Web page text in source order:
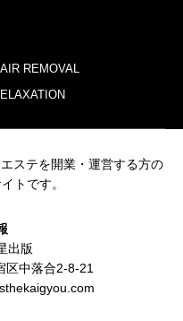
REMOVAL
ステを開業・運営する方の
トです。
出版
区中落合2-8-21